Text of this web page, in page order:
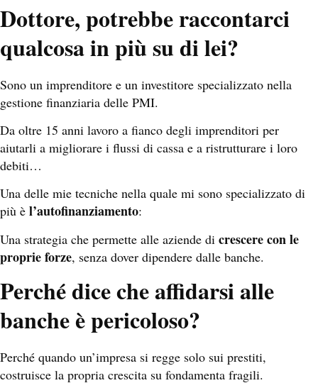
Dottore, potrebbe raccontarci
qualcosa in più su di lei?
Sono un imprenditore e un investitore specializzato nella
gestione finanziaria delle PMI.
Da oltre 15 anni lavoro a fianco degli imprenditori per
aiutarli a migliorare i flussi di cassa e a ristrutturare i loro
debiti…
Una delle mie tecniche nella quale mi sono specializzato di
più è l’autofinanziamento:
Una strategia che permette alle aziende di crescere con le
proprie forze, senza dover dipendere dalle banche.
Perché dice che affidarsi alle
banche è pericoloso?
Perché quando un’impresa si regge solo sui prestiti,
costruisce la propria crescita su fondamenta fragili.